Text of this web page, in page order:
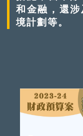
和金融，還
境計劃等。